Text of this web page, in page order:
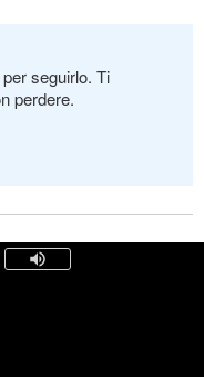
seguirlo. Ti
perdere.